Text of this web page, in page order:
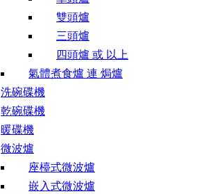
雙頭爐
三頭爐
四頭爐 或 以上
氣體煮食爐 連 焗爐
洗碗碟機
乾碗碟機
暖碟機
微波爐
座檯式微波爐
嵌入式微波爐